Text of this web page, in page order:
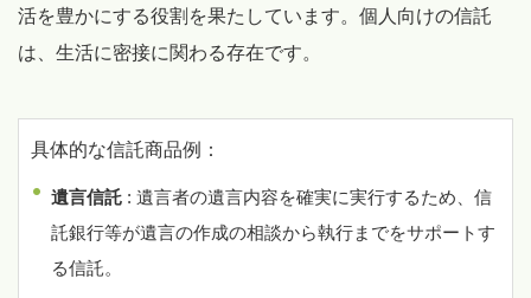
活を豊かにする役割を果たしています。個人向けの信託
は、生活に密接に関わる存在です。
具体的な信託商品例：
遺言信託 : 遺言者の遺言内容を確実に実行するため、信
託銀行等が遺言の作成の相談から執行までをサポートす
る信託。